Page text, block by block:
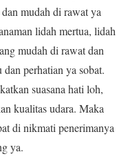
mudah di rawat ya
lidah mertua, lidah
mudah di rawat dan
perhatian ya sobat.
suasana hati loh,
kualitas udara. Maka
di nikmati penerimanya
ya.